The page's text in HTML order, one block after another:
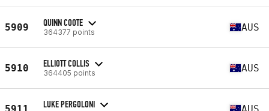
5909 QUINN COOTE
364377 points AUS
5910 ELLIOTT COLLIS
364405 points AUS
5911 LUKE PERGOLONI AUS